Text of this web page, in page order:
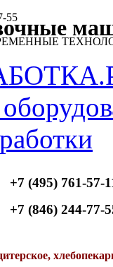
55
+7 (495) 761-57-
+7 (846) 244-77-